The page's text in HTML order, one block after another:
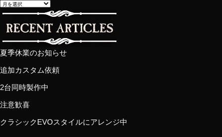
夏季休業のお知らせ
追加カスタム依頼
2台同時製作中
注意歓喜
クラシックEVOスタイルにアレンジ中